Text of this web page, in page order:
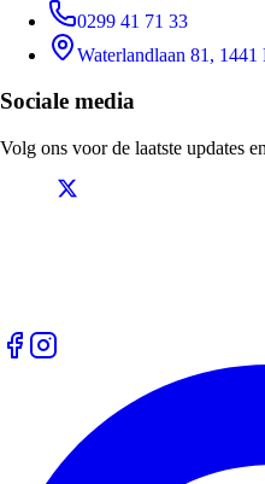
0299 41 71 33
Waterlandlaan 81,
Sociale media
Volg ons voor de laatste updates